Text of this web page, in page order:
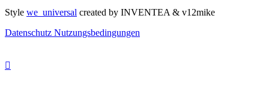
Style we_universal created by INVENTEA & v12mike
Datenschutz Nutzungsbedingungen